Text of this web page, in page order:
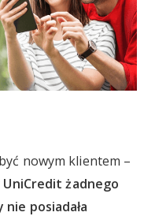
nowym klientem –
UniCredit żadnego
posiadała